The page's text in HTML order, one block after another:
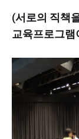
(서로의 직책
교육프로그